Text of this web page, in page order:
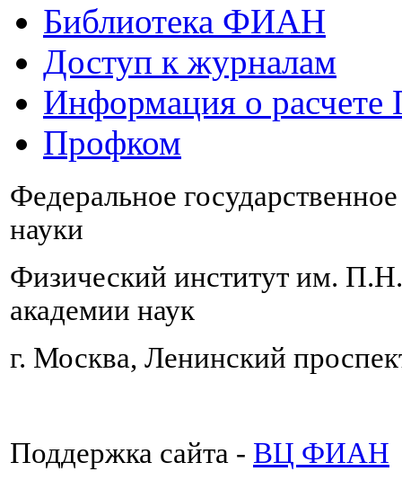
Библиотека ФИАН
Доступ к журналам
Информация о
Профком
Федеральное
науки
Физический институт им.
академии наук
г. Москва, Ленинский
Поддержка сайта - ВЦ ФИАН